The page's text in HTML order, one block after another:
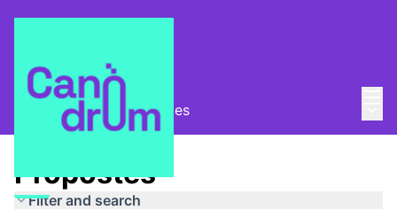
Pla Estratègic Propostes
Propostes
Filter and search